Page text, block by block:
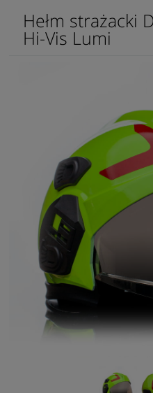
Hełm strażacki
Hi-Vis Lumi